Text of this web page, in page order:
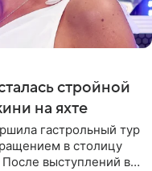
стройной
на яхте
гастрольный тур
в столицу
выступлений в